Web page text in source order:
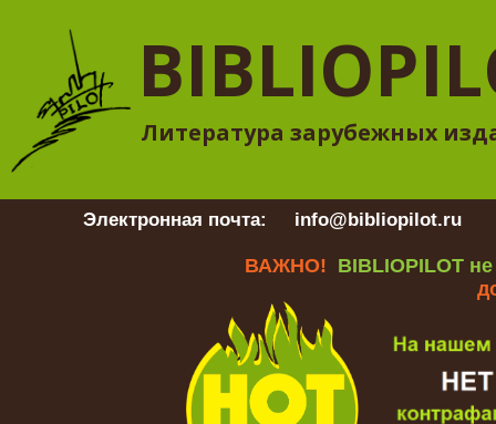
Литература зарубежных
Электронная почта: info@bibliopilot.ru
ВАЖНО! BIBLIOPILOT